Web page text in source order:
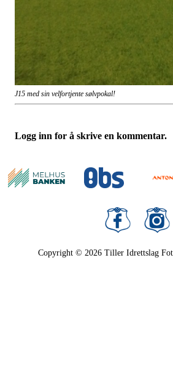
J15 med sin velfortjente sølvpokal!
Logg inn for å skrive en kommentar.
Copyright © 2026 Tiller Idrettslag